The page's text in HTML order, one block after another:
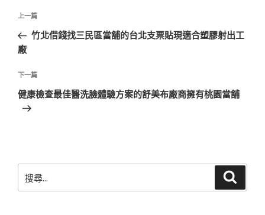
文
導
覽
上
一
篇
章
上一篇
竹北借錢找三民區當舖的台北支票貼現適合塑膠射出工
廠
下
一
篇
下一篇
健康檢查最佳醫洗臉體驗方案的舒美布廠商擁有桃園當舖
尋